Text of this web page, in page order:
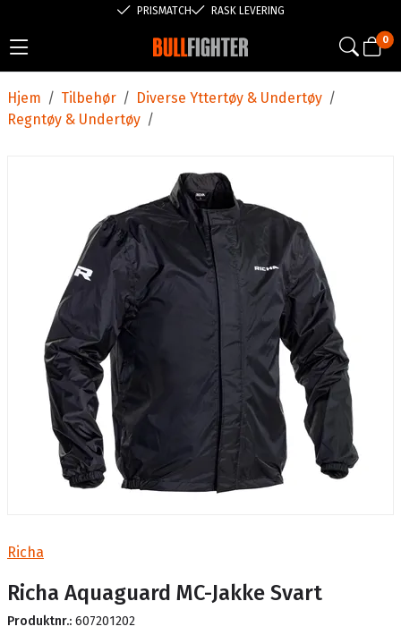
PRISMATCH RASK LEVERING
0
/
Hjem /
Tilbehør /
Diverse Yttertøy & Undertøy
/
Regntøy & Undertøy
Richa
Richa Aquaguard MC-Jakke Svart
Produktnr.: 607201202